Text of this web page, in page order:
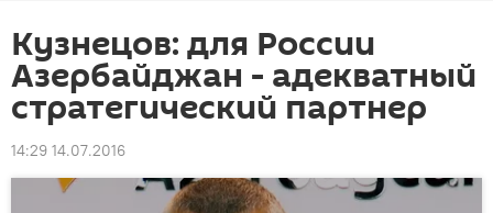
Кузнецов: для России
Азербайджан - адекватный
стратегический партнер
14:29 14.07.2016